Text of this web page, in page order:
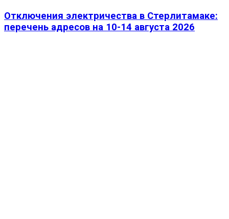
Отключения электричества в Стерлитамаке:
перечень адресов на 10-14 августа 2026